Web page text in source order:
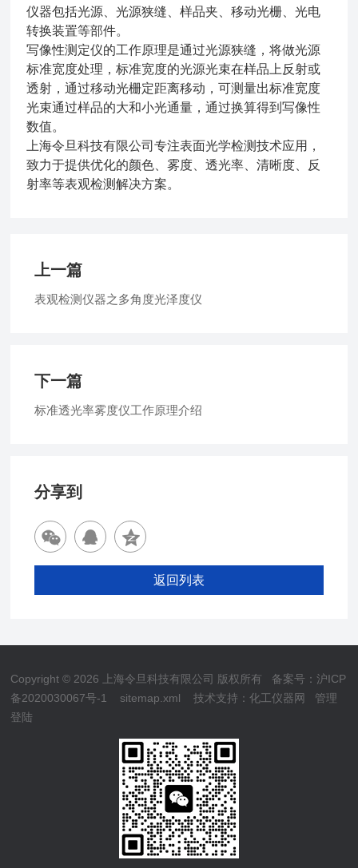
仪器包括光源、光源狭缝、样品夹、移动光栅、光电
转换装置等部件。
写像性测定仪的工作原理是通过光源狭缝，将做光源
标准宽度处理，标准宽度的光源光束在样品上反射或
透射，通过移动光栅定距离移动，可测量出标准宽度
光束通过样品的大和小光通量，通过换算得到写像性
数值。
上海令旦科技有限公司专注表面光学检测技术应用，
致力于提供优化的颜色、雾度、透光率、清晰度、反
射率等表观检测解决方案。
上一篇
表观检测仪器之多角度光泽度仪
下一篇
标准透光率雾度仪工作原理介绍
分享到
返回列表
Copyright © 2026 上海令旦科技有限公司 版权所有 备案号：沪ICP
备2020030067号-1
sitemap.xml 技术支持：化工仪器网
管理
登陆